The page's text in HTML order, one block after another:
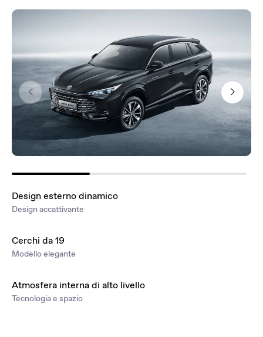
Design esterno dinamico
Design accattivante
Cerchi da 19
Modello elegante
Atmosfera interna di alto livello
Tecnologia e spazio